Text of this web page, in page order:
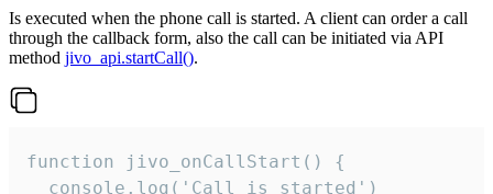
Is executed when the phone call is started. A client can order a call
through the callback form, also the call can be initiated via API
method jivo_api.startCall().
function jivo_onCallStart() {
  console.log('Call is started')